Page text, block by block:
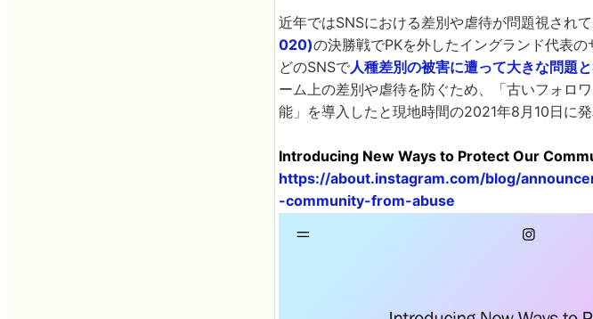
近年ではSNSにおける差別や虐待が問題視され
020)の決勝戦でPKを外したイングランド代表
どのSNSで人種差別の被害に遭って大きな問題
ーム上の差別や虐待を防ぐため、「古いフォロ
能」を導入したと現地時間の2021年8月10日に発
Introducing New Ways to Protect Our
https://about.instagram.com/blog/
-community-from-abuse